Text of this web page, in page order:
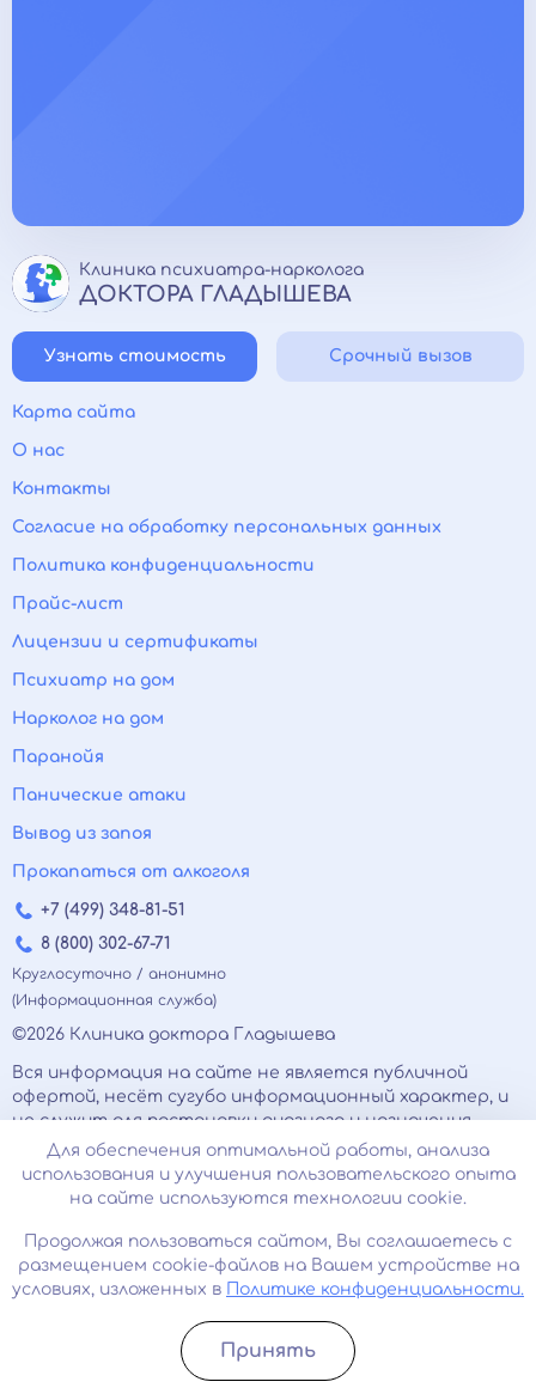
Клиника психиатра-нарколога
ДОКТОРА ГЛАДЫШЕВА
Узнать стоимость Срочный вызов
Карта сайта
О нас
Контакты
Согласие на обработку персональных данных
Политика конфиденциальности
Прайс-лист
Лицензии и сертификаты
Психиатр на дом
Нарколог на дом
Паранойя
Панические атаки
Вывод из запоя
Прокапаться от алкоголя
+7 (499) 348-81-51
8 (800) 302-67-71
Круглосуточно / анонимно
(Информационная служба)
©2026 Клиника доктора Гладышева
Вся информация на сайте не является публичной
офертой, несёт сугубо информационный характер, и
не служит для постановки диагноза и назначения
лечения.
Есть противопоказания, необходимо
проконсультироваться с врачом. Консультационные
соцсетях носят исключительно информационный
характер и не являются медицинскими услугами.
Оставаясь на сайте вы соглашаетесь на
Записатьcя
Для обеспечения оптимальной работы, анализа
использования и улучшения пользовательского опыта
на сайте используются технологии cookie.
Продолжая пользоваться сайтом, Вы соглашаетесь с
размещением cookie-файлов на Вашем устройстве на
условиях, изложенных в
Политике конфиденциальности.
Принять